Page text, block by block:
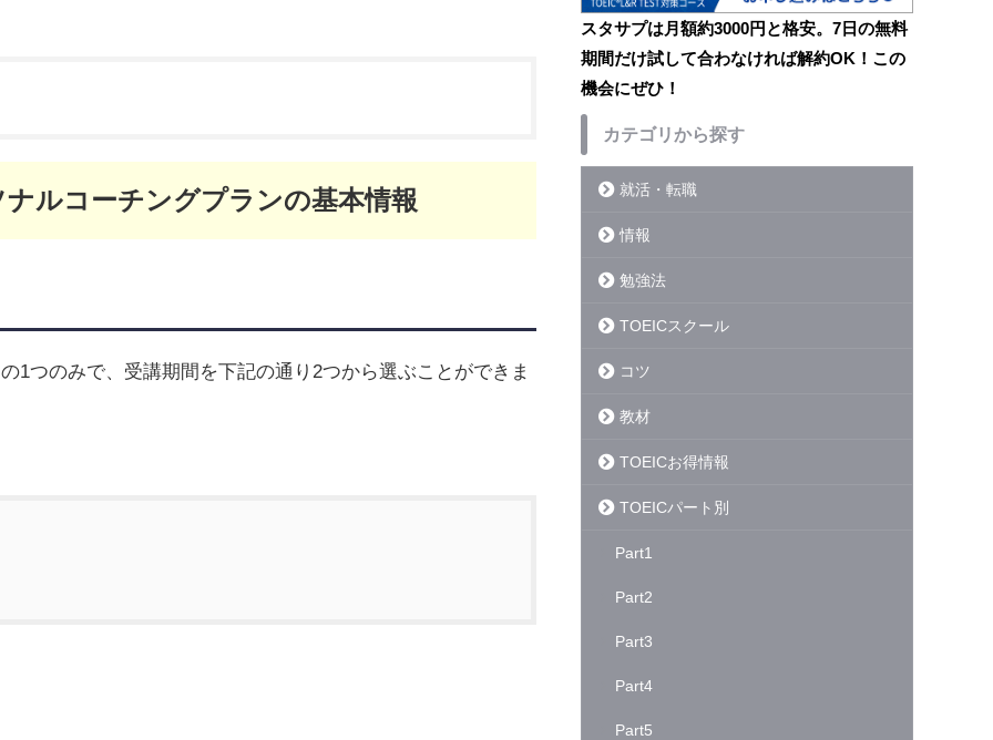
ルコーチングプランの基本情報
1つのみで、受講期間を下記の通り2つから選ぶことができま
スタサプは月額約3000円と格安。7日の無料
期間だけ試して合わなければ解約OK！この
機会にぜひ！
カテゴリから探す
就活・転職
情報
勉強法
TOEICスクール
コツ
教材
TOEICお得情報
TOEICパート別
Part1
Part2
Part3
Part4
Part5